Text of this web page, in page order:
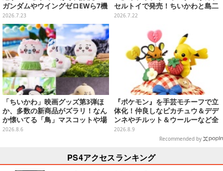
ガンダムやウイングゼロEWら7機
のTシャツ、タペストリーなどを
ラインナップ
2026.7.23
セルトイで発売！ちいかわと島二
郎など全8種、2個セットのスペシ
2026.7.22
「ちいかわ」映画グッズ第3弾ほ
か、多数の新商品がズラリ！なん
か懐いてる「鳥」マスコットや場
面写アイテムなど必見のラインナ
2026.8.6
『ポケモン』を手芸モチーフで立
体化！仲良しなピカチュウ＆デデ
ンネやチルット＆ウールーなど全
6種
2026.8.9
Recommended by
PS4アクセスランキング